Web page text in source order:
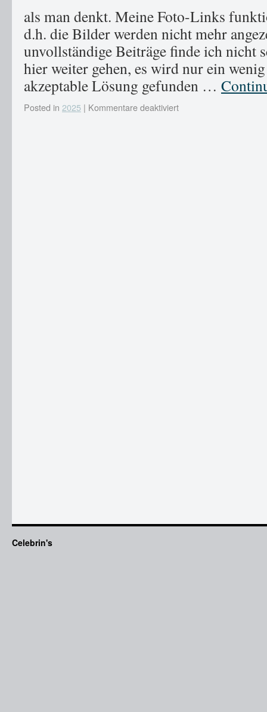
als man denkt. Meine Foto-Links
d.h. die Bilder werden nicht mehr
unvollständige Beiträge finde ich nicht
hier weiter gehen, es wird nur ein
akzeptable Lösung gefunden …
Posted in 2025 | Kommentare deaktiviert
Celebrin's